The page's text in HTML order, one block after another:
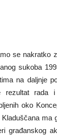
se nakratko
sukoba
na daljnje
rezultat rada i
oko
ma
građanskog